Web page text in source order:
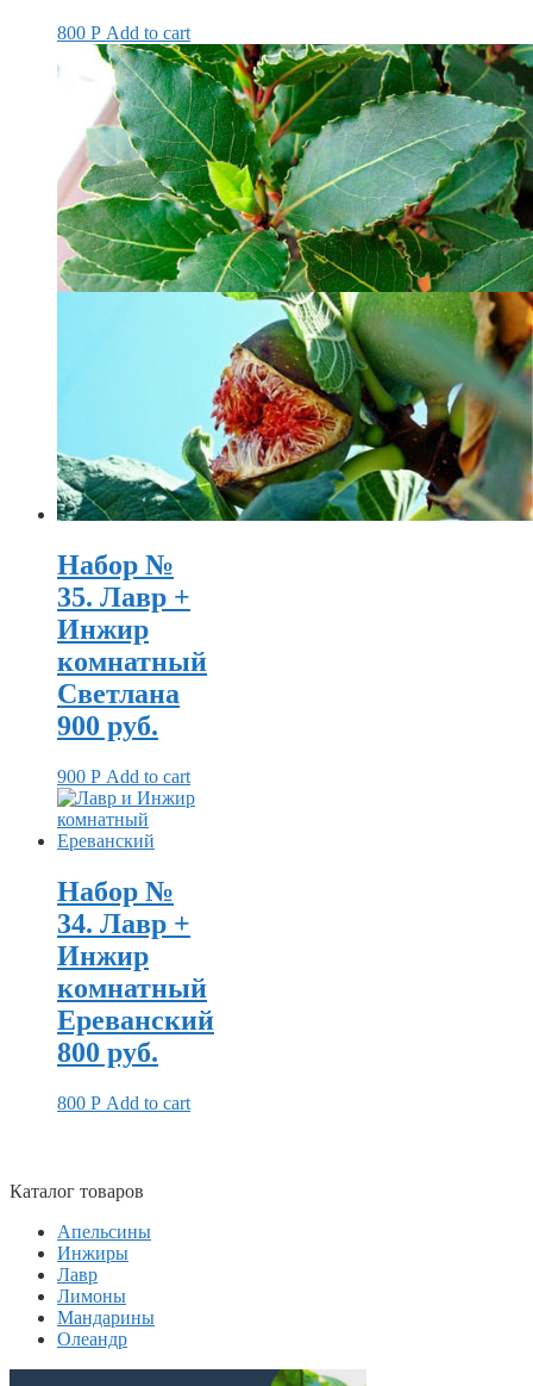
800 Р Add to cart
Набор №
35. Лавр +
Инжир
комнатный
Светлана
900 руб.
900 Р Add to cart
Набор №
34. Лавр +
Инжир
комнатный
Ереванский
800 руб.
800 Р Add to cart
Каталог товаров
Апельсины
Инжиры
Лавр
Лимоны
Мандарины
Олеандр